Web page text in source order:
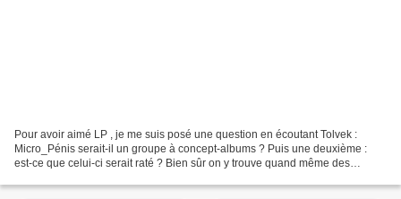
Pour avoir aimé LP , je me suis posé une question en écoutant Tolvek :
Micro_Pénis serait-il un groupe à concept-albums ? Puis une deuxième :
est-ce que celui-ci serait raté ? Bien sûr on y trouve quand même des